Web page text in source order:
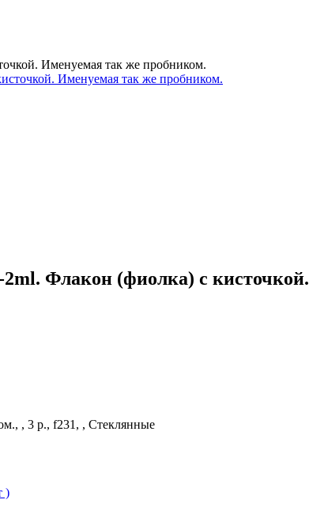
Именуемая так же пробником.
Флакон (фиолка) с
, 3 р., f231, , Стеклянные